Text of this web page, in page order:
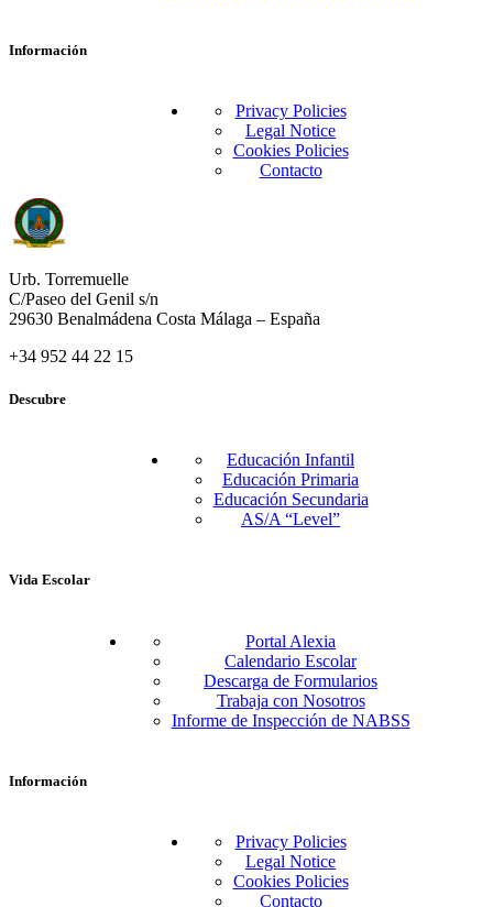
Información
Privacy Policies
Legal Notice
Cookies Policies
Contacto
Urb. Torremuelle
C/Paseo del Genil s/n
29630 Benalmádena Costa Málaga – España
+34 952 44 22 15
Descubre
Educación Infantil
Educación Primaria
Educación Secundaria
AS/A “Level”
Vida Escolar
Portal Alexia
Calendario Escolar
Descarga de Formularios
Trabaja con Nosotros
Informe de Inspección de NABSS
Información
Privacy Policies
Legal Notice
Cookies Policies
Contacto